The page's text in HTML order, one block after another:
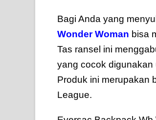
Bagi Anda yang
Wonder Woman bisa
Tas ransel ini
yang cocok digunakan
Produk ini merupakan
League.